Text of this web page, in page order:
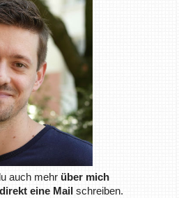
auch mehr über mich
direkt eine Mailschreiben.